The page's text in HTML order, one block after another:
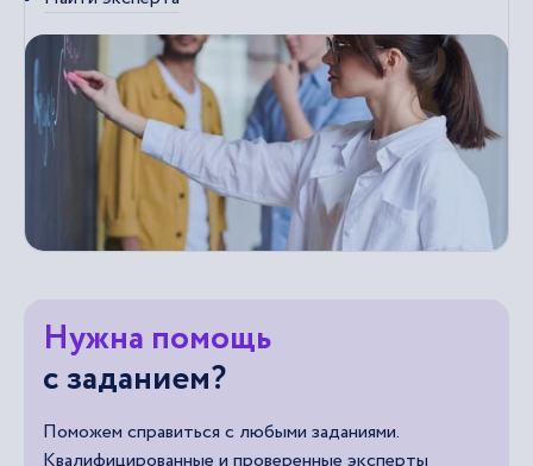
Нужна помощь
с заданием?
Поможем справиться с любыми заданиями.
Квалифицированные и проверенные эксперты